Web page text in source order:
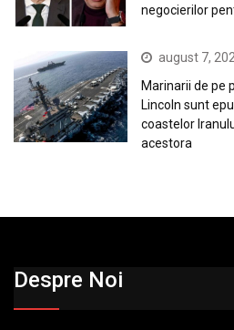
negocierilor
august 7,
Marinarii de pe
Lincoln sunt
coastelor
acestora
Despre Noi